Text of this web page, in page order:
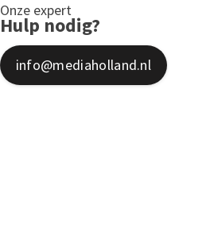
Onze expert
Hulp nodig?
info@mediaholland.nl